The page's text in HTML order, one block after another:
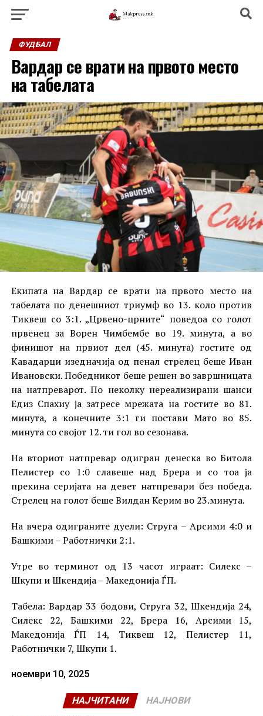
ФУДБАЛ
Вардар се врати на првото место
на табелата
Екипата на Вардар се врати на првото место на
табелата по денешниот триумф во 13. коло против
Тиквеш со 3:1. „Црвено-црните“ поведоа со голот
првенец за Ворен Чимбембе во 19. минута, а во
финишот на првиот дел (45. минута) гостите од
Кавадарци изедначија од пенал стрелец беше Иван
Ивановски. Победникот беше решен во завршницата
на натпреварот. По неколку нереализирани шанси
Едиз Спахиу ја затресе мрежата на гостите во 81.
минута, а конечните 3:1 ги постави Мато во 85.
минута со својот 12. ти гол во сезонава.
На вториот натпревар одигран денеска во Битола
Пелистер со 1:0 славеше над Брера и со тоа ја
прекина серијата на девет натпревари без победа.
Стрелец на голот беше Вилдан Керим во 23.минута.
На вчера одиграните дуели: Струга – Арсими 4:0 и
Башкими – Работнички 2:1.
Утре во терминот од 13 часот играат: Силекс –
Шкупи и Шкендија – Македонија ЃП.
Табела: Вардар 33 бодови, Струга 32, Шкендија 24,
Силекс 22, Башкими 22, Брера 16, Арсими 15,
Македонија ЃП 14, Тиквеш 12, Пелистер 11,
Работнички 7, Шкупи 1.
ноември 10, 2025
НАЈЧИТАНИ НАЈНОВИ